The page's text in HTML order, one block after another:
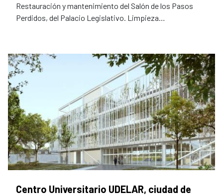
Restauración y mantenimiento del Salón de los Pasos
Perdidos, del Palacio Legislativo. Limpieza…
Centro Universitario UDELAR, ciudad de